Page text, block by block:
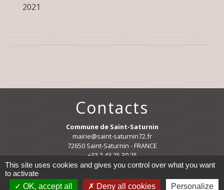
2021
Contacts
Commune de Saint-Saturnin
mairie@saint-saturnin72.fr
72650 Saint-Saturnin - FRANCE
+33 2 43 25 30 25
This site uses cookies and gives you control over what you want
to activate
OK, accept all
Deny all cookies Personalize